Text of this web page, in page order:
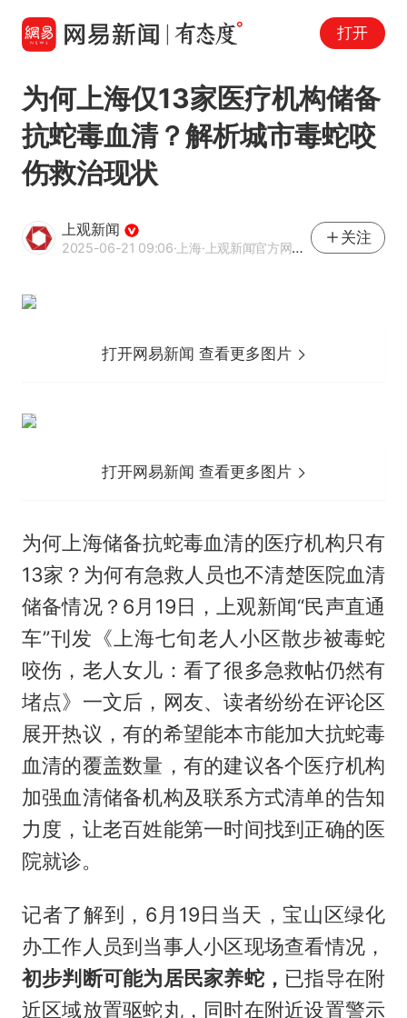
打开
为何上海仅13家医疗机构储备
抗蛇毒血清？解析城市毒蛇咬
伤救治现状
上观新闻
2025-06-21 09:06·上海·上观新闻官方网易号
关注
打开网易新闻 查看更多图片
打开网易新闻 查看更多图片
为何上海储备抗蛇毒血清的医疗机构只有
13家？为何有急救人员也不清楚医院血清
储备情况？6月19日，上观新闻“民声直通
车”刊发《上海七旬老人小区散步被毒蛇
咬伤，老人女儿：看了很多急救帖仍然有
堵点》一文后，网友、读者纷纷在评论区
展开热议，有的希望能本市能加大抗蛇毒
血清的覆盖数量，有的建议各个医疗机构
加强血清储备机构及联系方式清单的告知
力度，让老百姓能第一时间找到正确的医
院就诊。
记者了解到，6月19日当天，宝山区绿化
办工作人员到当事人小区现场查看情况，
初步判断可能为居民家养蛇， 已指导在附
近区域放置驱蛇丸，同时在附近设置警示